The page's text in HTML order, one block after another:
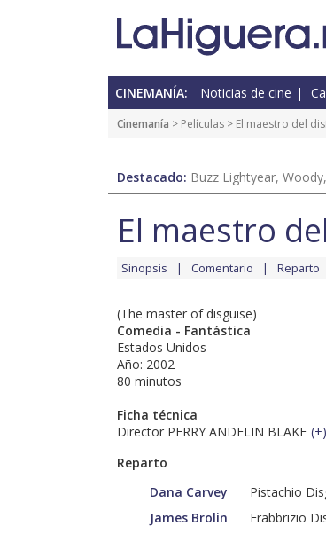
CINEMANÍA: Noticias de cine
Cinemanía > Películas > El maestro del
Destacado: Buzz Lightyear,
El maestro
Sinopsis Comentario Reparto
(The master of disguise)
Comedia - Fantástica
Estados Unidos
Año: 2002
80 minutos
Ficha técnica
Director PERRY ANDELIN BLAKE (+)
Reparto
Dana Carvey
Pistachio
James Brolin
Frabbrizio